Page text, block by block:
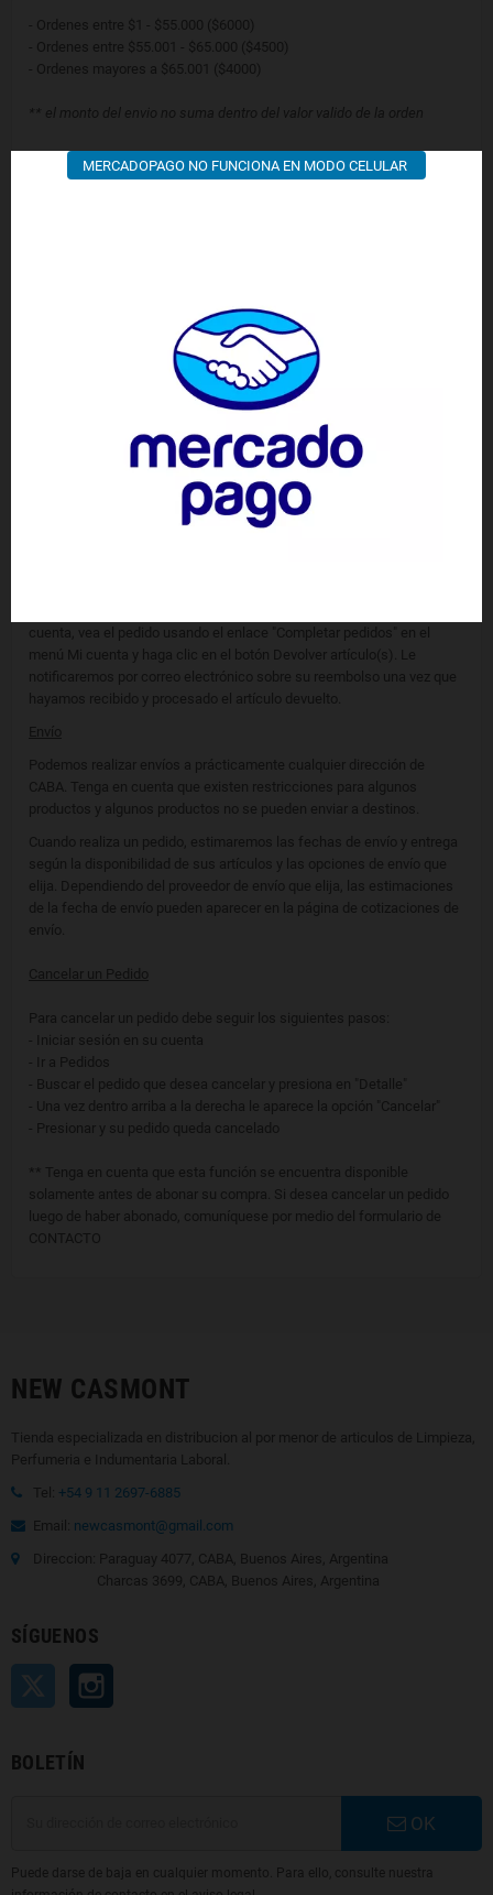
- Ordenes entre $1 - $55.000 ($6000)
- Ordenes entre $55.001 - $65.000 ($4500)
- Ordenes mayores a $65.001 ($4000)
** el monto del envio no suma dentro del valor valido de la orden
los 15 días posteriores a la entrega para obtener un reembolso
completo. También pagaremos los costos de envío de devolución si la
devolución es resultado de nuestro error (recibió un artículo incorrecto
Debe esperar recibir su reembolso dentro de las cuatro semanas
posteriores a la entrega de su paquete al remitente de devolución; sin
embargo, en muchos casos recibirá un reembolso más rápidamente.
Este período de tiempo incluye el tiempo de tránsito para que
recibamos su devolución del remitente (de 5 a 10 días hábiles), el
tiempo que nos lleva procesar su devolución una vez que la recibimos
cuenta, vea el pedido usando el enlace "Completar pedidos" en el
menú Mi cuenta y haga clic en el botón Devolver artículo(s). Le
notificaremos por correo electrónico sobre su reembolso una vez que
hayamos recibido y procesado el artículo devuelto.
Envío
Podemos realizar envíos a prácticamente cualquier dirección de
CABA. Tenga en cuenta que existen restricciones para algunos
productos y algunos productos no se pueden enviar a destinos.
Cuando realiza un pedido, estimaremos las fechas de envío y entrega
según la disponibilidad de sus artículos y las opciones de envío que
elija. Dependiendo del proveedor de envío que elija, las estimaciones
de la fecha de envío pueden aparecer en la página de cotizaciones de
envío.
Cancelar un Pedido
Para cancelar un pedido debe seguir los siguientes pasos:
- Iniciar sesión en su cuenta
- Ir a Pedidos
- Buscar el pedido que desea cancelar y presiona en "Detalle"
- Una vez dentro arriba a la derecha le aparece la opción "Cancelar"
- Presionar y su pedido queda cancelado
** Tenga en cuenta que esta función se encuentra disponible
solamente antes de abonar su compra. Si desea cancelar un pedido
luego de haber abonado, comuníquese por medio del formulario de
CONTACTO
NEW CASMONT
Tienda especializada en distribucion al por menor de articulos de Limpieza,
Perfumeria e Indumentaria Laboral.
Tel: +54 9 11 2697-6885
Email: newcasmont@gmail.com
Direccion: Paraguay 4077, CABA, Buenos Aires, Argentina
Charcas 3699, CABA, Buenos Aires, Argentina
SÍGUENOS
Twitter
BOLETÍN
OK
Puede darse de baja en cualquier momento. Para ello, consulte nuestra
MERCADOPAGO NO FUNCIONA EN MODO CELULAR